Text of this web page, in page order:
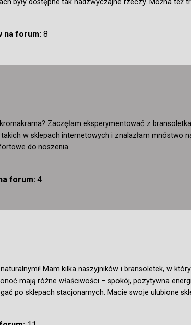
były dostępne tak nadzwyczajne rzeczy. Można też
na forum:8
Zaczęłam eksperymentować z
takich w sklepach internetowych i znalazłam mnóstwo
do noszenia.
forum: 4
Mam kilka naszyjników i bransoletek, w
mają różne właściwości – spokój, pozytywna
po sklepach stacjonarnych. Macie swoje ulubione